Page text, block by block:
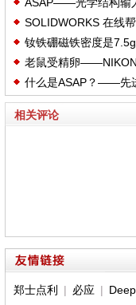
SOLIDWORKS 在线
钕铁硼磁铁密度是
老鼠受精卵
什么是ASAP？——先
相关评论
郑士点利 | 必应 |